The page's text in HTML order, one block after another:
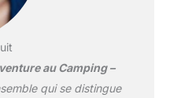
au Camping –
qui se distingue